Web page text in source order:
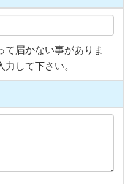
届かない事がありま
して下さい。